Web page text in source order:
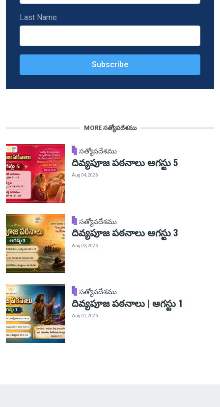
Last Name
MORE సత్యోపదేశము
సత్యోపదేశము
దివ్యపూజ పఠనాలు ఆగస్టు 5
Aug 04, 2026
సత్యోపదేశము
దివ్యపూజ పఠనాలు ఆగస్టు 3
Aug 03, 2026
సత్యోపదేశము
దివ్యపూజ పఠనాలు | ఆగస్టు 1
Aug 01, 2026